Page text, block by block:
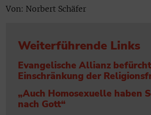
Von: Norbert Schäfer
Weiterführende Links
Evangelische Allianz
Einschränkung der
„Auch Homosexuelle haben
nach Gott“